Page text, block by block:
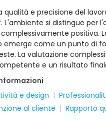
qualità e precisione del
si distingue per
positiva.
emerge come un punto di
La valutazione
e un risultato
e design
al cliente Rapporto